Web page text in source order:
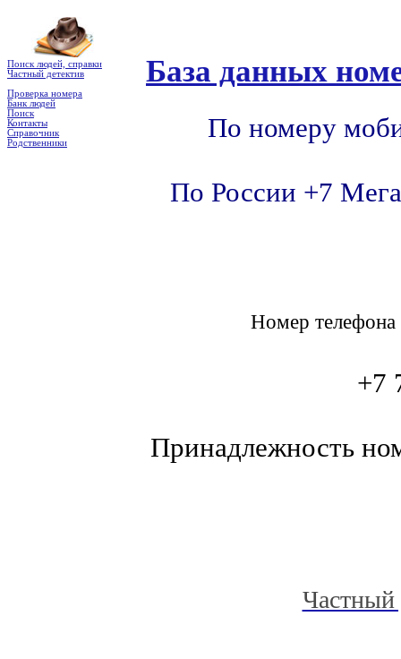
Поиск людей, справки
Частный детектив
Проверка номера
Банк людей
Поиск
Контакты
Справочник
Родственники
База данных
По номеру
По России +7
Номер
+7
Принадлежность
Частный